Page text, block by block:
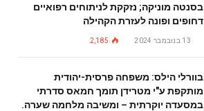
בסנטה מוניקה; נזקקת לניתוחים רפואיים
דחופים ופונה לעזרת הקהילה
13 בנובמבר 2024 2,185
בוורלי הילס: משפחה פרסית-יהודית
מותקפת ע"י מטרידן תומך חמאס סדרתי
במסעדה יוקרתית – ומשיבה מלחמה שערה.